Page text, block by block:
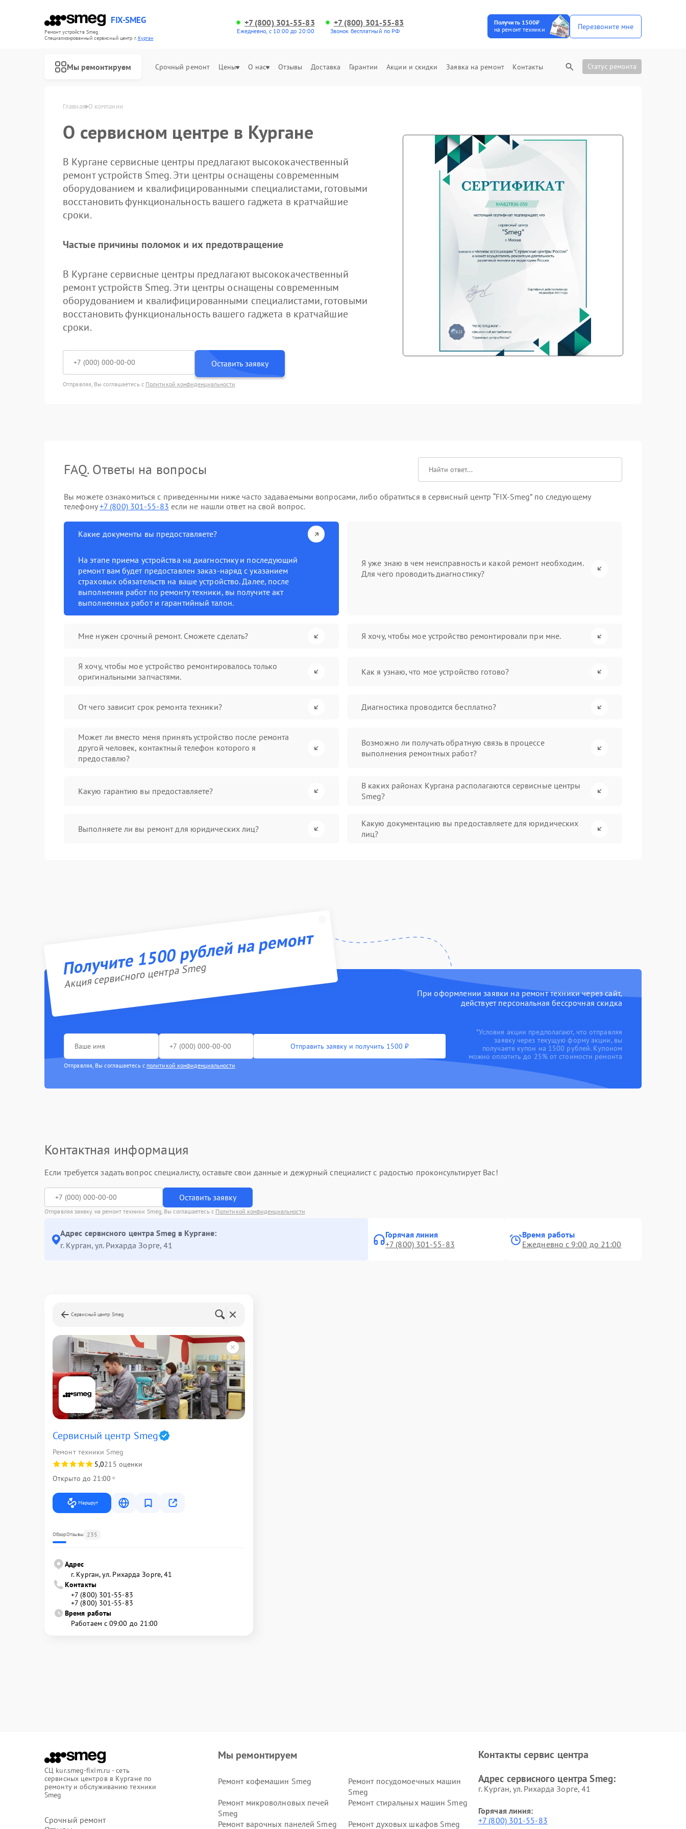
FIX-SMEG
Ремонт устройств Smeg
Специализированный cервисный центр г.Курган
+7 (800) 301-55-83
Ежедневно, с 10:00 до 20:00
+7 (800) 301-55-83
Звонок бесплатный по РФ
Получить 1500₽
на ремонт техники
Перезвоните мне
Мы ремонтируем Срочный ремонт Цены О нас Отзывы Доставка Гарантии Акции и скидки Заявка на ремонт Контакты Статус ремонта
Главная О компании
О сервисном центре в Кургане
В Кургане сервисные центры предлагают высококачественный
ремонт устройств Smeg. Эти центры оснащены современным
оборудованием и квалифицированными специалистами, готовыми
восстановить функциональность вашего гаджета в кратчайшие
сроки.
Частые причины поломок и их предотвращение
В Кургане сервисные центры предлагают высококачественный
ремонт устройств Smeg. Эти центры оснащены современным
оборудованием и квалифицированными специалистами, готовыми
восстановить функциональность вашего гаджета в кратчайшие
сроки.
Оставить заявку
Отправляя, Вы соглашаетесь с Политикой конфиденциальности
FAQ. Ответы на вопросы
Вы можете ознакомиться с приведенными ниже часто задаваемыми вопросами, либо обратиться в сервисный центр “FIX-Smeg” по следующему
телефону+7 (800) 301-55-83 если не нашли ответ на свой вопрос.
Какие документы вы предоставляете?
На этапе приема устройства на диагностику и последующий
ремонт вам будет предоставлен заказ-наряд с указанием
страховых обязательств на ваше устройство. Далее, после
выполнения работ по ремонту техники, вы получите акт
выполненных работ и гарантийный талон.
Я уже знаю в чем неисправность и какой ремонт необходим.
Для чего проводить диагностику?
Мне нужен срочный ремонт. Сможете сделать? Я хочу, чтобы мое устройство ремонтировали при мне.
Я хочу, чтобы мое устройство ремонтировалось только
оригинальными запчастями.
Как я узнаю, что мое устройство готово?
От чего зависит срок ремонта техники? Диагностика проводится бесплатно?
Может ли вместо меня принять устройство после ремонта
другой человек, контактный телефон которого я
предоставлю?
Возможно ли получать обратную связь в процессе
выполнения ремонтных работ?
Какую гарантию вы предоставляете?
В каких районах Кургана располагаются сервисные центры
Smeg?
Выполняете ли вы ремонт для юридических лиц?
Какую документацию вы предоставляете для юридических
лиц?
Получите 1500 рублей на ремонт
Акция сервисного центра Smeg
При оформлении заявки на ремонт техники через сайт,
действует персональная бессрочная скидка
Отправить заявку и получить 1500 ₽
Отправляя, Вы соглашаетесь с политикой конфиденциальности
*Условия акции предполагают, что отправляя
заявку через текущую форму акции, вы
получаете купон на 1500 рублей. Купоном
можно оплатить до 25% от стоимости ремонта
Контактная информация
Если требуется задать вопрос специалисту, оставьте свои данные и дежурный специалист с радостью проконсультирует Вас!
Оставить заявку
Отправляя заявку на ремонт техники Smeg, Вы соглашаетесь с Политикой конфиденциальности
Адрес сервисного центра Smeg в Кургане:
г. Курган, ул. Рихарда Зорге, 41
Горячая линия
+7 (800) 301-55-83
Время работы
Ежедневно с 9:00 до 21:00
Сервисный центр Smeg
Сервисный центр Smeg
Ремонт техники Smeg
5,0215 оценки
Открыто до 21:00
Маршрут
ОбзорОтзывы 235
Адрес
г. Курган, ул. Рихарда Зорге, 41
Контакты
+7 (800) 301-55-83
+7 (800) 301-55-83
Время работы
Работаем с 09:00 до 21:00
СЦ kur.smeg-fixim.ru - сеть
сервисных центров в Кургане по
ремонту и обслуживанию техники
Smeg
Срочный ремонт
Мы ремонтируем
Ремонт кофемашин Smeg
Ремонт посудомоечных машин
Smeg
Ремонт микроволновых печей
Smeg
Ремонт стиральных машин Smeg
Ремонт варочных панелей Smeg Ремонт духовых шкафов Smeg
Контакты сервис центра
Адрес сервисного центра Smeg:
г. Курган, ул. Рихарда Зорге, 41
Горячая линия:
+7 (800) 301-55-83